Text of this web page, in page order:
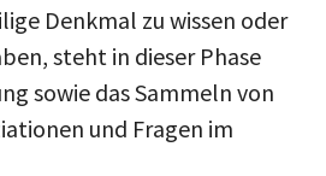
Denkmal zu wissen oder
steht in dieser Phase
sowie das Sammeln von
und Fragen im